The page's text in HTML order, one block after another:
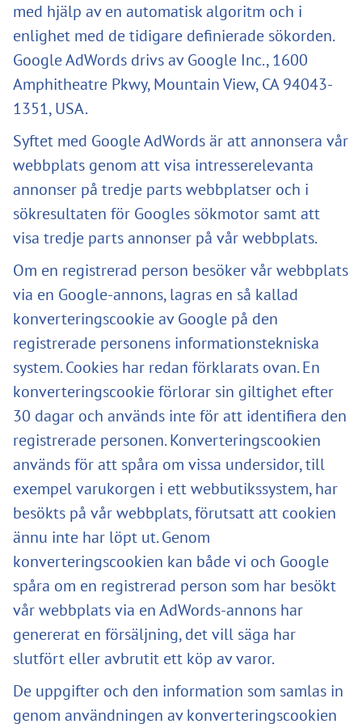
med hjälp av en automatisk algoritm och i
enlighet med de tidigare definierade sökorden.
Google AdWords drivs av Google Inc., 1600
Amphitheatre Pkwy, Mountain View, CA 94043-
1351, USA.
Syftet med Google AdWords är att annonsera vår
webbplats genom att visa intresserelevanta
annonser på tredje parts webbplatser och i
sökresultaten för Googles sökmotor samt att
visa tredje parts annonser på vår webbplats.
Om en registrerad person besöker vår webbplats
via en Google-annons, lagras en så kallad
konverteringscookie av Google på den
registrerade personens informationstekniska
system. Cookies har redan förklarats ovan. En
konverteringscookie förlorar sin giltighet efter
30 dagar och används inte för att identifiera den
registrerade personen. Konverteringscookien
används för att spåra om vissa undersidor, till
exempel varukorgen i ett webbutikssystem, har
besökts på vår webbplats, förutsatt att cookien
ännu inte har löpt ut. Genom
konverteringscookien kan både vi och Google
spåra om en registrerad person som har besökt
vår webbplats via en AdWords-annons har
genererat en försäljning, det vill säga har
slutfört eller avbrutit ett köp av varor.
De uppgifter och den information som samlas in
genom användningen av konverteringscookien